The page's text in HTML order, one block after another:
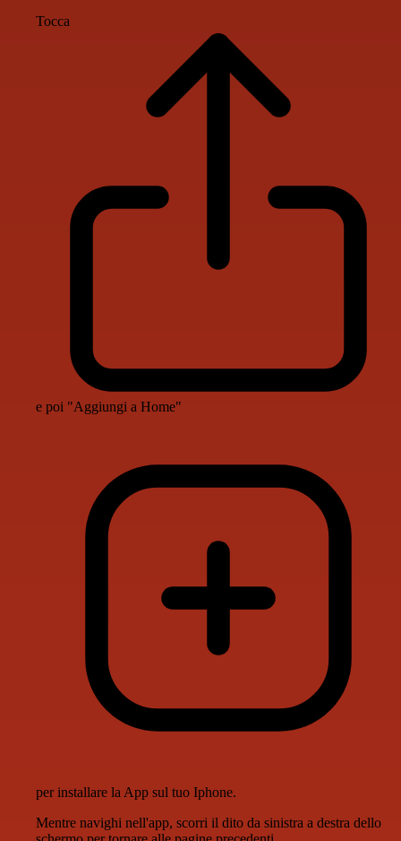
Tocca
e poi "Aggiungi a Home"
per installare la App sul tuo Iphone.
Mentre navighi nell'app, scorri il dito da sinistra a destra dello